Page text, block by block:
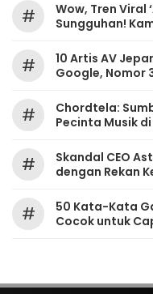
#
Wow, Tren Viral
Sungguhan!
#
10 Artis AV
Google, Nomor
#
Chordtela:
Pecinta Musik
#
Skandal CEO
dengan Rekan
#
50 Kata-Kata
Cocok untuk